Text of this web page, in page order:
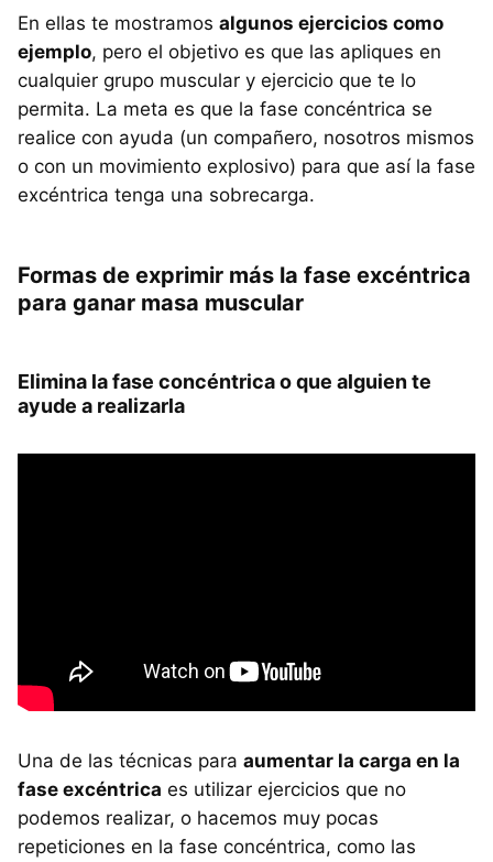
En ellas te mostramos algunos ejercicios como
ejemplo, pero el objetivo es que las apliques en
cualquier grupo muscular y ejercicio que te lo
permita. La meta es que la fase concéntrica se
realice con ayuda (un compañero, nosotros mismos
o con un movimiento explosivo) para que así la fase
excéntrica tenga una sobrecarga.
Formas de exprimir más la fase excéntrica
para ganar masa muscular
Elimina la fase concéntrica o que alguien te
ayude a realizarla
Una de las técnicas para aumentar la carga en la
fase excéntrica es utilizar ejercicios que no
podemos realizar, o hacemos muy pocas
repeticiones en la fase concéntrica, como las